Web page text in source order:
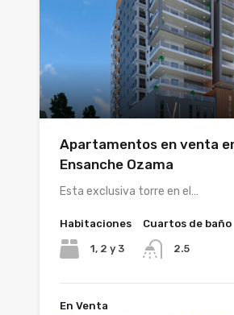
Apartamentos en venta
Ensanche Ozama
Esta exclusiva torre en el…
Habitaciones
1, 2 y 3
Cuartos de baño
2.5
En Venta